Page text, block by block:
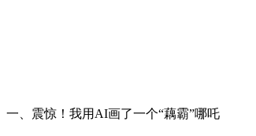
一、震惊！我用AI画了一个“藕霸”哪吒